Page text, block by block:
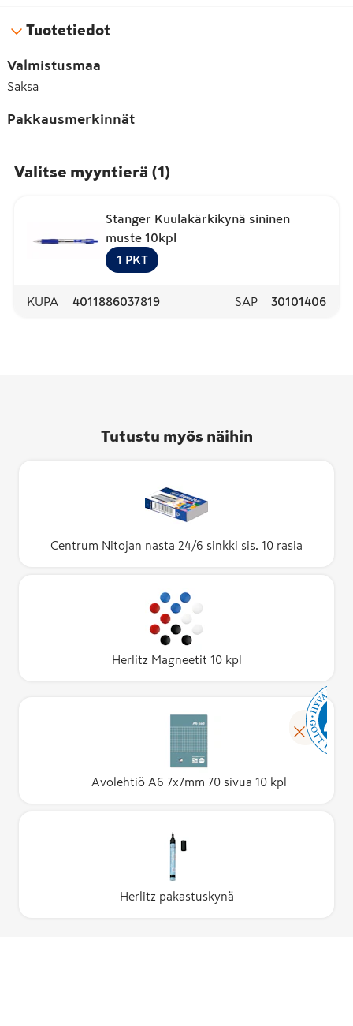
Tuotetiedot
Valmistusmaa
Saksa
Pakkausmerkinnät
Valitse myyntierä (1)
Stanger Kuulakärkikynä sininen
muste 10kpl
1 PKT
KUPA 4011886037819 SAP 30101406
Tutustu myös näihin
Centrum Nitojan nasta 24/6 sinkki sis. 10 rasia
Herlitz Magneetit 10 kpl
Avolehtiö A6 7x7mm 70 sivua 10 kpl
Herlitz pakastuskynä